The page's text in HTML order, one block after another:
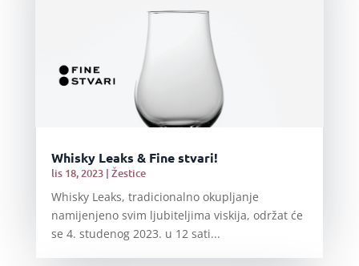
Whisky Leaks & Fine stvari!
lis 18, 2023| Žestice
Whisky Leaks, tradicionalno okupljanje
namijenjeno svim ljubiteljima viskija, održat će
se 4. studenog 2023. u 12 sati...